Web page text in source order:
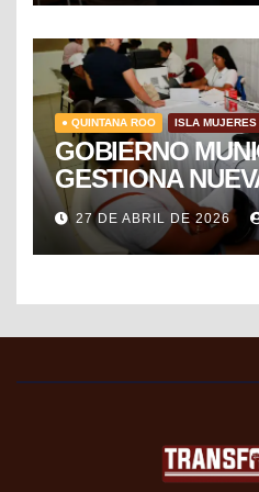
● QUINTANA ROO ISLA MUJERES
GOBIERNO
GESTIONA
DE
PROGRESO DEL
FACILITAR
27 DE ABRIL DE 2026